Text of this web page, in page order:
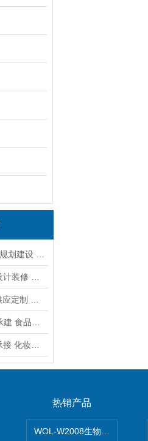
热销产品
WOL-W2008生物制药GMP